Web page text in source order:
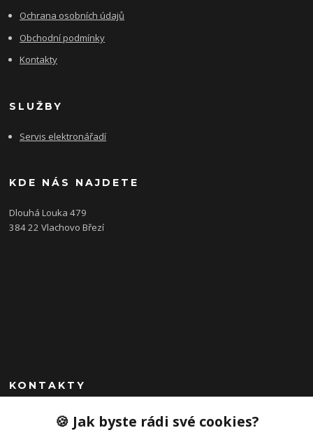
Ochrana osobních údajů
Obchodní podmínky
Kontakty
SLUŽBY
Servis elektronářadí
KDE NÁS NAJDETE
Dlouhá Louka 479
384 22 Vlachovo Březí
KONTAKTY
+420 792 757 523🍪 Jak byste rádi své cookies?